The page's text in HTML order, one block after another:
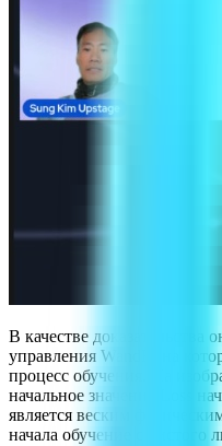
В качестве доказательства
управления WandB, на
процесс обучения. На
начальное значение Loss
является веским
начала обучение с чистого